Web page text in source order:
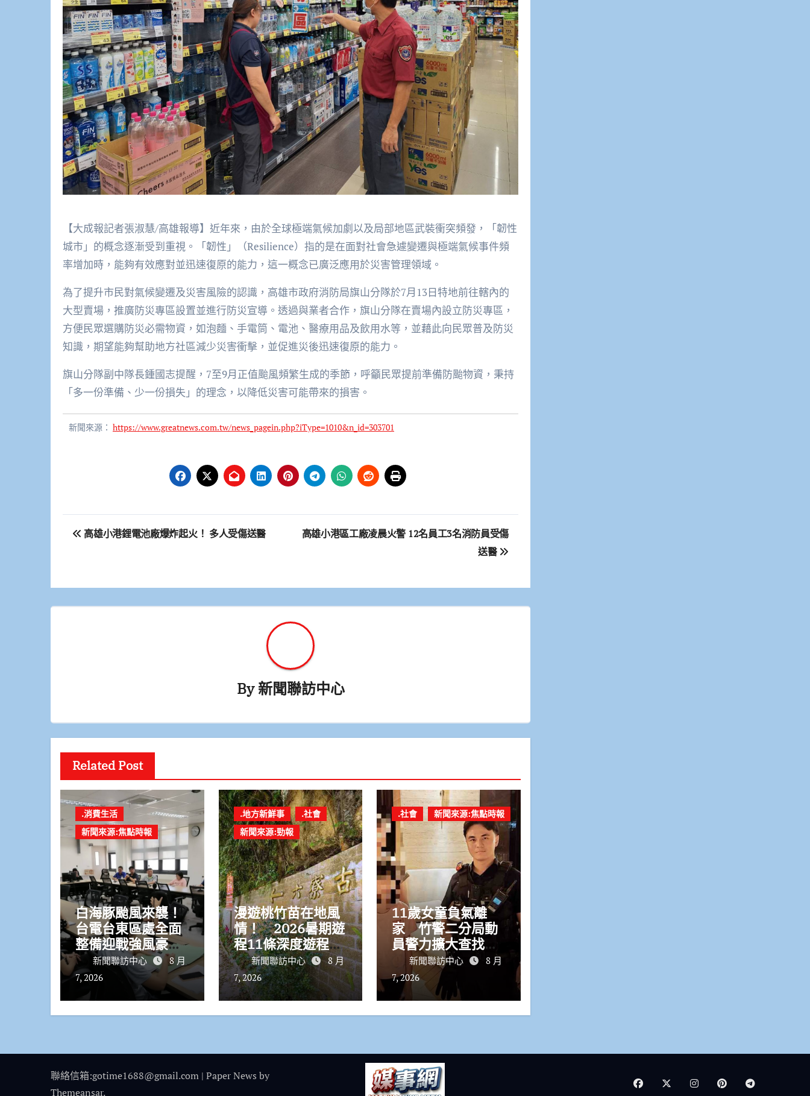
【大成報記者張淑慧/高雄報導】近年來，由於全球極端氣候加劇以及局部地區武裝衝突頻發，「韌性
城市」的概念逐漸受到重視。「韌性」（Resilience）指的是在面對社會急遽變遷與極端氣候事件頻
率增加時，能夠有效應對並迅速復原的能力，這一概念已廣泛應用於災害管理領域。
為了提升市民對氣候變遷及災害風險的認識，高雄市政府消防局旗山分隊於7月13日特地前往轄內的
大型賣場，推廣防災專區設置並進行防災宣導。透過與業者合作，旗山分隊在賣場內設立防災專區，
方便民眾選購防災必需物資，如泡麵、手電筒、電池、醫療用品及飲用水等，並藉此向民眾普及防災
知識，期望能夠幫助地方社區減少災害衝擊，並促進災後迅速復原的能力。
旗山分隊副中隊長鍾國志提醒，7至9月正值颱風頻繁生成的季節，呼籲民眾提前準備防颱物資，秉持
「多一份準備、少一份損失」的理念，以降低災害可能帶來的損害。
新聞來源： https://www.greatnews.com.tw/news_pagein.php?iType=1010&n_id=303701
文
覽
高雄小港鋰電池廠爆炸起火！ 多人受傷送醫
高雄小港區工廠凌晨火警 12名員工3名消防員受傷
送醫
By新聞聯訪中心
Related Post
.消費生活
新聞來源:焦點時報
白海豚颱風來襲！
台電台東區處全面
整備迎戰強風豪雨
籲多利用「台灣電
力APP」查詢
新聞聯訪中心
8 月
7, 2026
.地方新鮮事
.社會
新聞來源:勁報
漫遊桃竹苗在地風
情！ 2026暑期遊
程11條深度遊程體
驗在地客庄與農村
魅力
新聞聯訪中心
8 月
7, 2026
.社會 新聞來源:焦點時報
11歲女童負氣離
家 竹警二分局動
員警力擴大查找暖
心尋回返家團聚
新聞聯訪中心
8 月
7, 2026
聯絡信箱:gotime1688@gmail.com | Paper News by
Themeansar.